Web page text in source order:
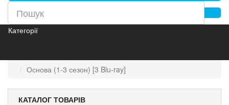
Категорії
Основа (1-3 сезон) [3 Blu-ray]
КАТАЛОГ ТОВАРІВ